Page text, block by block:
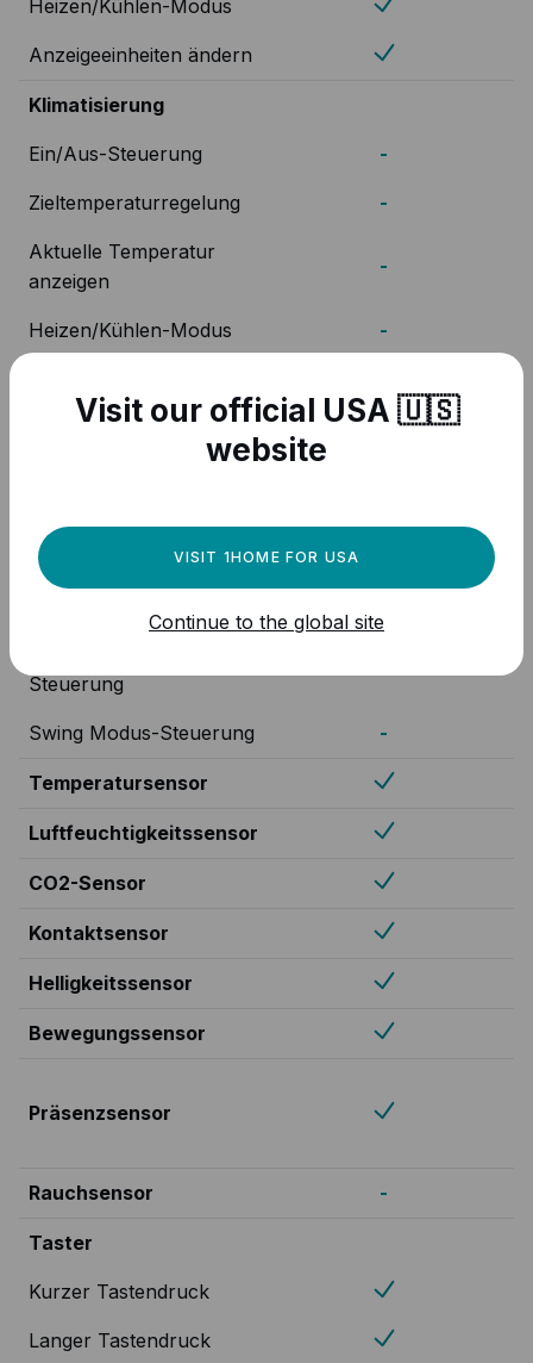
Heizen/Kühlen-Modus
Anzeigeeinheiten ändern
Klimatisierung
Ein/Aus-Steuerung -
Zieltemperaturregelung -
Aktuelle Temperatur
anzeigen
-
Heizen/Kühlen-Modus -
Ventilatordrehzahl-
Ventilator
Steuerung
Swing Modus-Steuerung -
Temperatursensor
Luftfeuchtigkeitssensor
CO2-Sensor
Kontaktsensor
Helligkeitssensor
Bewegungssensor
Präsenzsensor
Rauchsensor -
Taster
Kurzer Tastendruck
Langer Tastendruck
Visit our official USA 🇺🇸
website
VISIT 1HOME FOR USA
Continue to the global site